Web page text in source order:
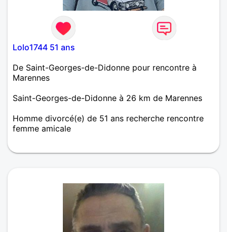
Lolo1744 51 ans
De Saint-Georges-de-Didonne pour rencontre à
Marennes
Saint-Georges-de-Didonne à 26 km de Marennes
Homme divorcé(e) de 51 ans recherche rencontre
femme amicale
ensemble un nouveau départ, plein d’amour et